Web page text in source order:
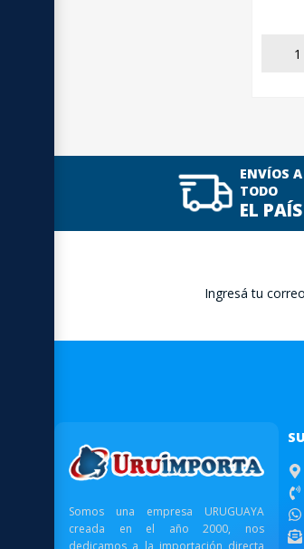
AÑADIR
ENVÍOS A
TODO
EL PAÍS
Ingresá tu
Somos una empresa URUGUAYA
creada en el año 2000, nos
dedicamos a la importación directa